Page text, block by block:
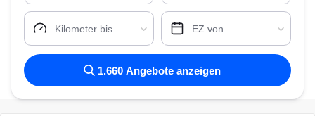
Kilometer bis EZ von
1.660 Angebote anzeigen